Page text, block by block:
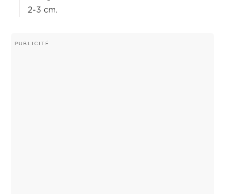
2-3 cm.